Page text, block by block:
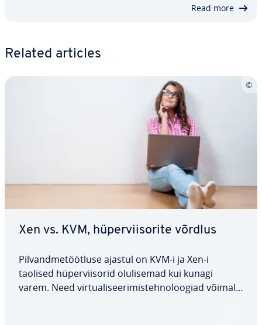
Read more
Related articles
Xen vs. KVM, hü­per­viisorite võrdlus
Pil­vand­me­tööt­luse ajastul on KVM-i ja Xen-i
taolised hü­per­viiso­rid olu­li­se­mad kui kunagi
varem. Need vir­tua­li­see­ri­mis­teh­no­loo­giad või­mal­